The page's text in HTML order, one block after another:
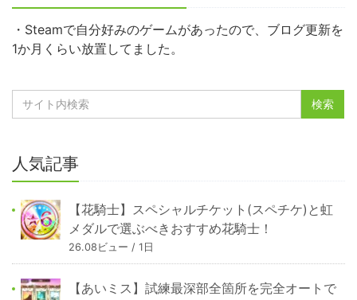
・Steamで自分好みのゲームがあったので、ブログ更新を
1か月くらい放置してました。
人気記事
【花騎士】スペシャルチケット(スペチケ)と虹
メダルで選ぶべきおすすめ花騎士！
26.08ビュー / 1日
【あいミス】試練最深部全箇所を完全オートで